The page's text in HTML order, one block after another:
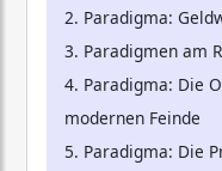
2. Paradigma:
3. Paradigmen am
4. Paradigma: Die
modernen Feinde
5. Paradigma: Die